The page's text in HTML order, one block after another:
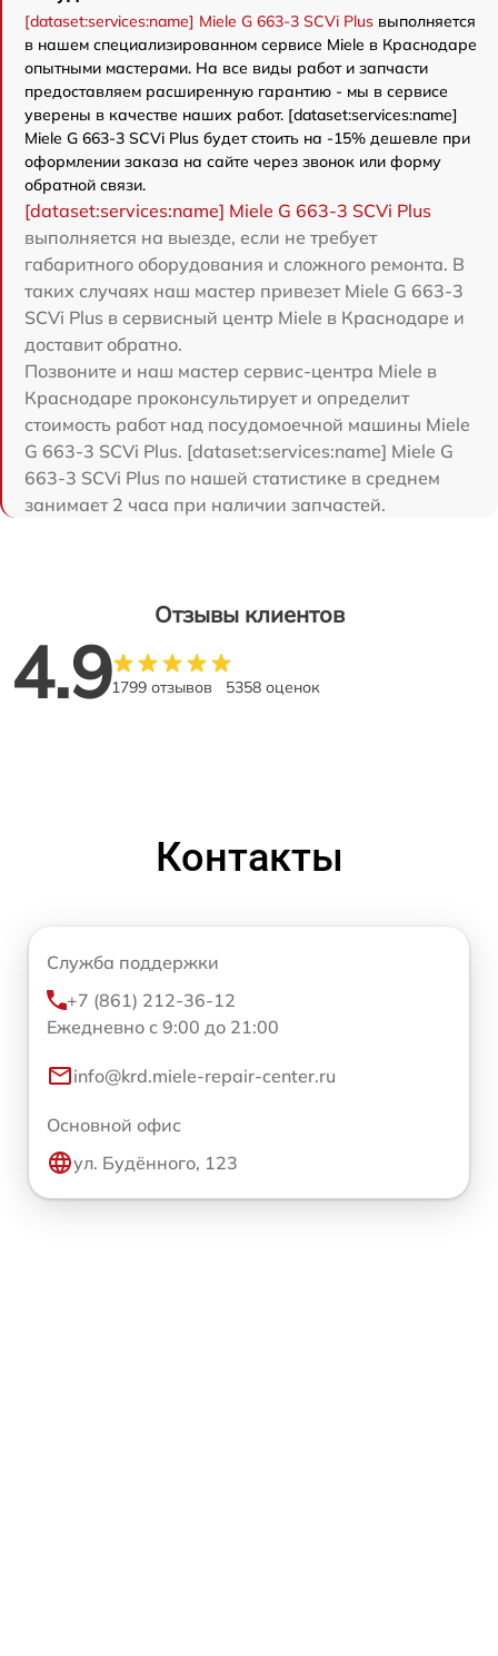
[dataset:services:name] Miele G 663-3 SCVi Plus выполняется
в нашем специализированном сервисе Miele в Краснодаре
опытными мастерами. На все виды работ и запчасти
предоставляем расширенную гарантию - мы в сервисе
уверены в качестве наших работ. [dataset:services:name]
Miele G 663-3 SCVi Plus будет стоить на -15% дешевле при
оформлении заказа на сайте через звонок или форму
обратной связи.
[dataset:services:name] Miele G 663-3 SCVi Plus
выполняется на выезде, если не требует
габаритного оборудования и сложного ремонта. В
таких случаях наш мастер привезет Miele G 663-3
SCVi Plus в сервисный центр Miele в Краснодаре и
доставит обратно.
Позвоните и наш мастер сервис-центра Miele в
Краснодаре проконсультирует и определит
стоимость работ над посудомоечной машины Miele
G 663-3 SCVi Plus. [dataset:services:name] Miele G
663-3 SCVi Plus по нашей статистике в среднем
занимает 2 часа при наличии запчастей.
Отзывы клиентов
4.91799 отзывов 5358 оценок
Контакты
Служба поддержки
+7 (861) 212-36-12
Ежедневно с 9:00 до 21:00
info@krd.miele-repair-center.ru
Основной офис
ул. Будённого, 123